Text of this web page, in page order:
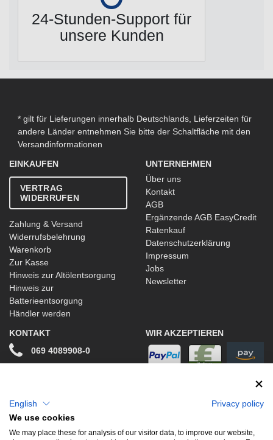
24-Stunden-Support für
unsere Kunden
* gilt für Lieferungen innerhalb Deutschlands, Lieferzeiten für
andere Länder entnehmen Sie bitte der Schaltfläche mit den
Versandinformationen
EINKAUFEN
VERTRAG
WIDERRUFEN
Zahlung & Versand
Widerrufsbelehrung
Warenkorb
Zur Kasse
Hinweis zur Altölentsorgung
Hinweis zur
Batterieentsorgung
Händler werden
UNTERNEHMEN
Über uns
Kontakt
AGB
Ergänzende AGB EasyCredit
Ratenkauf
Datenschutzerklärung
Impressum
Jobs
Newsletter
KONTAKT
069 4089908-0
Facebook
WIR AKZEPTIEREN
English
Privacy policy
We use cookies
We may place these for analysis of our visitor data, to improve our website,